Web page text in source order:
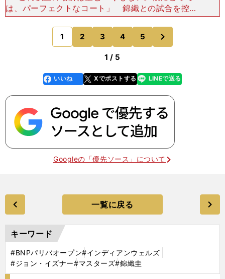
は、パーフェクトなコート」 錦織との試合を控え
たビッグサーバーは、長身にはやや不釣り合いな童
顔をほころばせ、自信たっぷりにそう語った。 対
して錦織は、こ
1 2 3 4 5
のページへ
1 / 5
faceboo
k
いいね Xでポストする
line LINEで送る
Googleの「優先ソース」について
一覧に戻る
キーワード
#BNPパリバオープン#インディアンウェルズ
#ジョン・イズナー#マスターズ#錦織圭